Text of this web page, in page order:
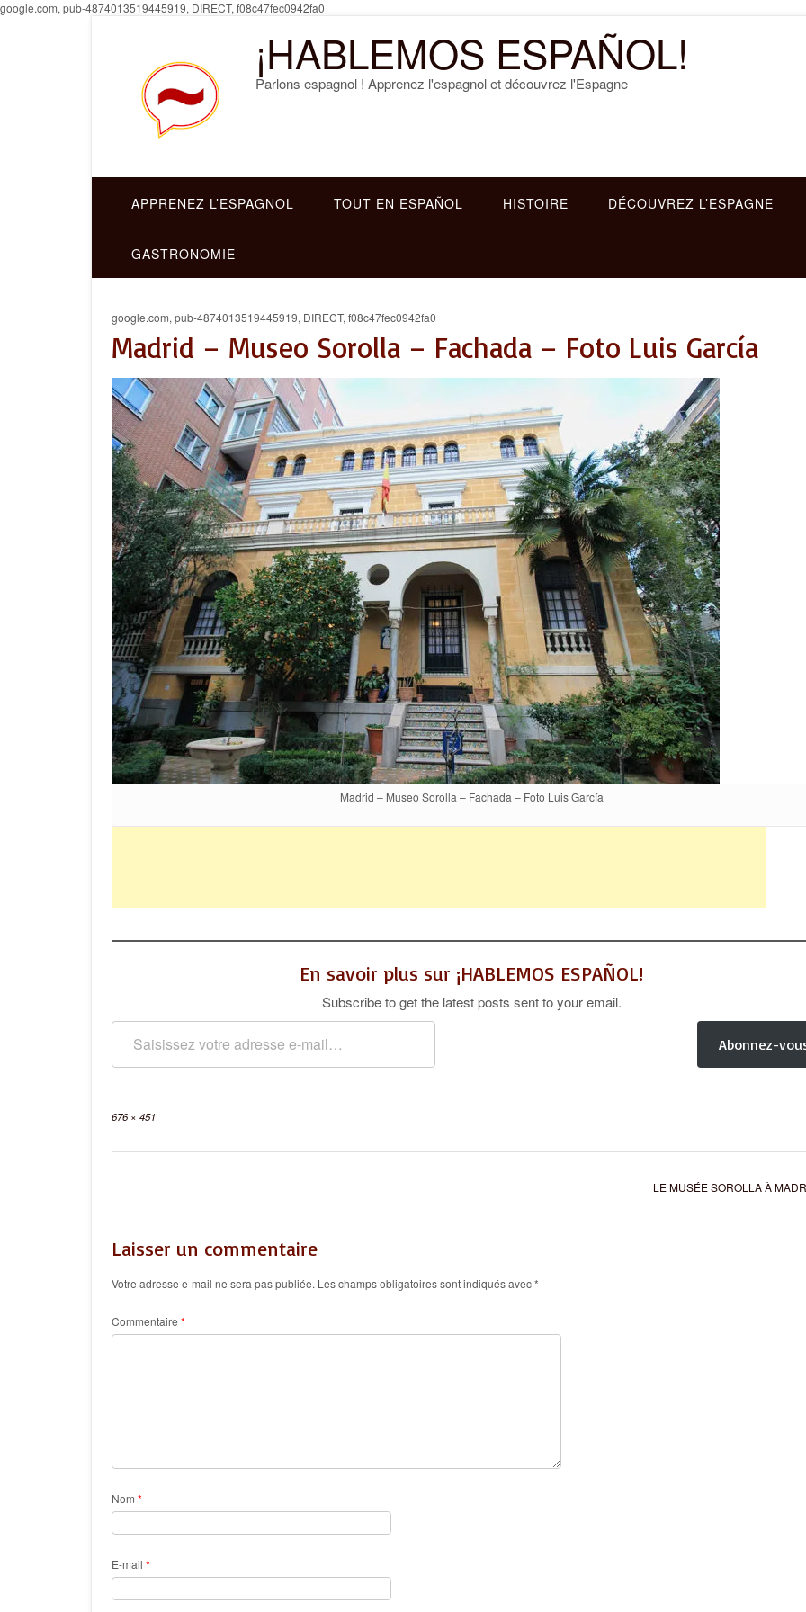
google.com, pub-4874013519445919, DIRECT, f08c47fec0942fa0
content
¡HABLEMOS ESPAÑOL!
Parlons espagnol ! Apprenez l'espagnol et découvrez l'Espagne
APPRENEZ L’ESPAGNOL TOUT EN ESPAÑOL HISTOIRE DÉCOUVREZ L’ESPAGNE
GASTRONOMIE
google.com, pub-4874013519445919, DIRECT, f08c47fec0942fa0
Madrid – Museo Sorolla – Fachada – Foto Luis García
Madrid – Museo Sorolla – Fachada – Foto Luis García
En savoir plus sur ¡HABLEMOS ESPAÑOL!
Subscribe to get the latest posts sent to your email.
Saisissez votre adresse e-mail…
Abonnez-
Full
676 × 451
LE MUSÉE SOROLLA À
Laisser un commentaire
Votre adresse e-mail ne sera pas publiée. Les champs obligatoires sont indiqués avec*
Commentaire *
Nom *
E-mail *